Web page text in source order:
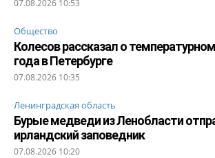
07.08.2026 10:53
Общество
Колесов рассказал о
года в Петербурге
07.08.2026 10:35
Ленинградская область
Бурые медведи из Ленобласти
ирландский заповедник
07.08.2026 10:20